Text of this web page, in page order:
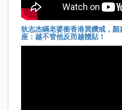
狄志杰瞞老婆衝香港買鑽戒，
座：越不管他反而越體貼！